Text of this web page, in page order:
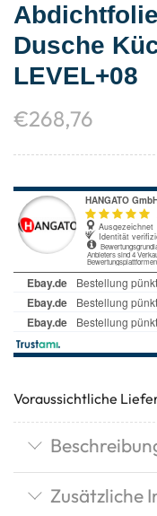
Dusche
LEVEL+08
€268,76
Voraussichtliche
Zusätzliche